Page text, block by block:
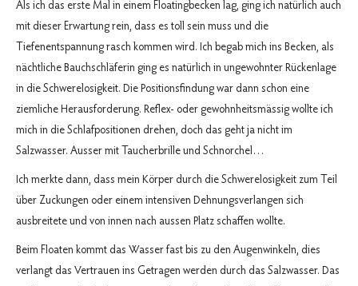
Als ich das erste Mal in einem Floatingbecken lag, ging ich natürlich auch
mit dieser Erwartung rein, dass es toll sein muss und die
Tiefenentspannung rasch kommen wird. Ich begab mich ins Becken, als
nächtliche Bauchschläferin ging es natürlich in ungewohnter Rückenlage
in die Schwerelosigkeit. Die Positionsfindung war dann schon eine
ziemliche Herausforderung. Reflex- oder gewohnheitsmässig wollte ich
mich in die Schlafpositionen drehen, doch das geht ja nicht im
Salzwasser. Ausser mit Taucherbrille und Schnorchel…
Ich merkte dann, dass mein Körper durch die Schwerelosigkeit zum Teil
über Zuckungen oder einem intensiven Dehnungsverlangen sich
ausbreitete und von innen nach aussen Platz schaffen wollte.
Beim Floaten kommt das Wasser fast bis zu den Augenwinkeln, dies
verlangt das Vertrauen ins Getragen werden durch das Salzwasser. Das